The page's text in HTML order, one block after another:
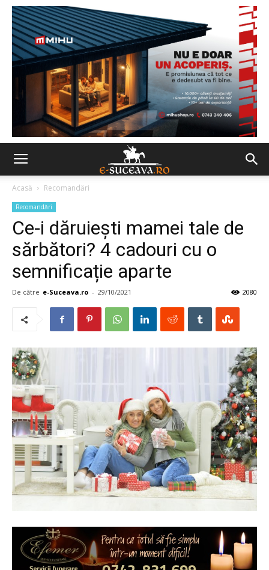
Acasă Recomandări
Recomandări
Ce-i dăruiești mamei tale de
sărbători? 4 cadouri cu o
semnificație aparte
De către e-Suceava.ro - 29/10/2021 2080